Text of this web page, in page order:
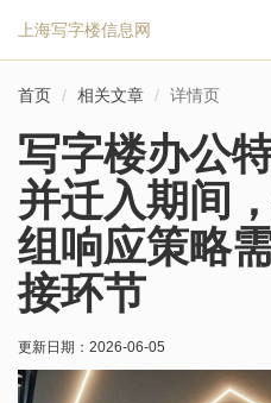
上海写字楼信息网
首页 相关文章 详情页
写字楼办公
并迁入期间
组响应策略
接环节
更新日期： 2026-06-05